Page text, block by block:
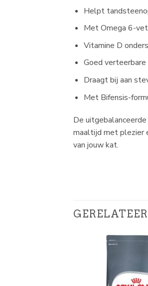
Helpt
Met Omega 6-
Vitamine D
Goed
Draagt bij aan
Met Bifensis-
De
maaltijd met plezier
van jouw kat.